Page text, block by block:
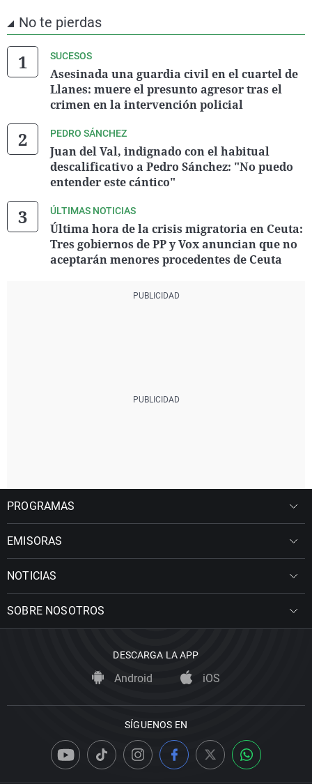
No te pierdas
SUCESOS
Asesinada una guardia civil en el cuartel de
Llanes: muere el presunto agresor tras el
crimen en la intervención policial
PEDRO SÁNCHEZ
Juan del Val, indignado con el habitual
descalificativo a Pedro Sánchez: "No puedo
entender este cántico"
ÚLTIMAS NOTICIAS
Última hora de la crisis migratoria en Ceuta:
Tres gobiernos de PP y Vox anuncian que no
aceptarán menores procedentes de Ceuta
PROGRAMAS
EMISORAS
NOTICIAS
SOBRE NOSOTROS
DESCARGA LA APP
Android iOS
SÍGUENOS EN